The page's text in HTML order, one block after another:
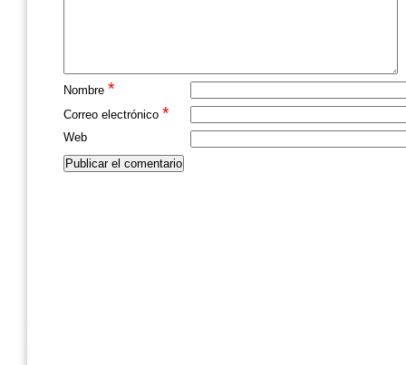
Nombre *
Correo electrónico *
Web